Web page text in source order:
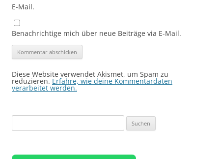
E-Mail.
Benachrichtige mich über neue Beiträge via E-Mail.
Diese Website verwendet Akismet, um Spam zu
reduzieren. Erfahre, wie deine Kommentardaten
verarbeitet werden.
nach: